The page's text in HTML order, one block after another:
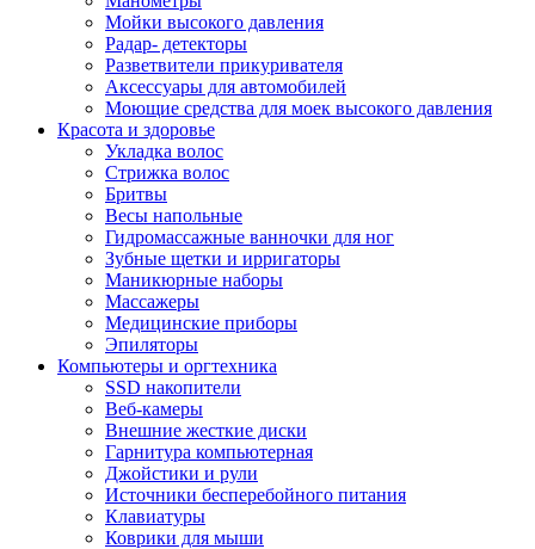
Мойки высокого давления
Радар- детекторы
Разветвители прикуривателя
Аксессуары для автомобилей
Моющие средства для моек высокого давления
Красота и здоровье
Укладка волос
Стрижка волос
Бритвы
Весы напольные
Гидромассажные ванночки для ног
Зубные щетки и ирригаторы
Маникюрные наборы
Массажеры
Медицинские приборы
Эпиляторы
Компьютеры и оргтехника
SSD накопители
Веб-камеры
Внешние жесткие диски
Гарнитура компьютерная
Джойстики и рули
Источники бесперебойного питания
Клавиатуры
Коврики для мыши